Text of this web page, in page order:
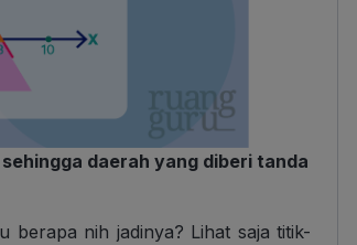
daerah yang diberi tanda
berapa nih jadinya? Lihat saja titik-